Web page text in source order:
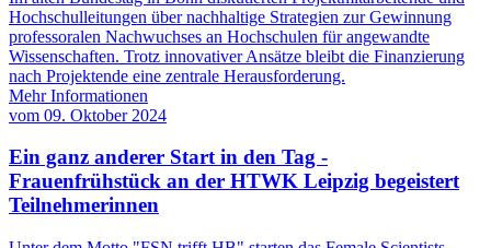
Hochschulleitungen über nachhaltige Strategien zur Gewinnung
professoralen Nachwuchses an Hochschulen für angewandte
Wissenschaften. Trotz innovativer Ansätze bleibt die Finanzierung
nach Projektende eine zentrale Herausforderung.
Mehr Informationen
vom 09. Oktober 2024
Ein ganz anderer Start in den Tag -
Frauenfrühstück an der HTWK Leipzig begeistert
Teilnehmerinnen